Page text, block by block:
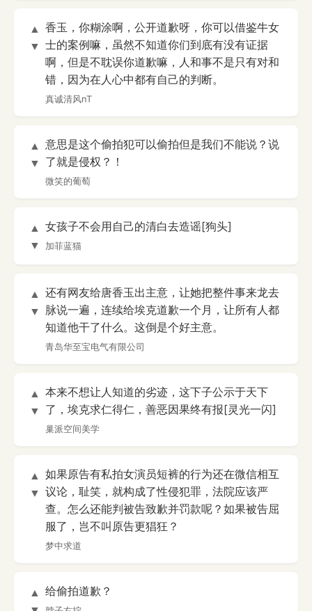
▲
▼
香玉，你糊涂啊，公开道歉呀，你可以借鉴牛女
士的案例嘛，虽然不知道你们到底有没有证据
啊，但是不耽误你道歉嘛，人和事不是只有对和
错，因为在人心中都有自己的判断。
真诚清风nT
▲
▼
意思是这个偷拍犯可以偷拍但是我们不能说？说
了就是侵权？！
微笑的葡萄
▲
▼
女孩子不会用自己的清白去造谣[狗头]
加菲蓝猫
▲
▼
还有网友给唐香玉出主意，让她把整件事来龙去
脉说一遍，连续给埃克道歉一个月，让所有人都
知道他干了什么。这倒是个好主意。
青岛华至宝电气有限公司
▲
▼
本来不想让人知道的劣迹，这下子公示于天下
了，埃克求仁得仁，善恶因果终有报[灵光一闪]
巢派空间美学
▲
▼
如果原告有私拍女演员短裤的行为还在微信相互
议论，耻笑，就构成了性侵犯罪，法院应该严
查。怎么还能判被告致歉并罚款呢？如果被告屈
服了，岂不叫原告更猖狂？
梦中求道
▲
给偷拍道歉？